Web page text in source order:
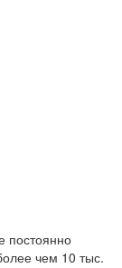
постоянно
чем 10 тыс.